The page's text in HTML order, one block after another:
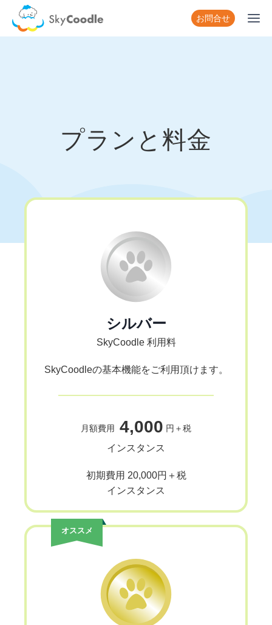
content
お問合せ
プランと料金
シルバー
SkyCoodle 利用料
SkyCoodleの基本機能をご利用頂けます。
月額費用 4,000 円＋税
インスタンス
初期費用 20,000円＋税
インスタンス
オススメ